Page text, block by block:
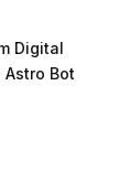
Digital
Bot